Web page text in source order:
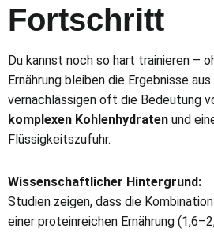
Fortschritt
Du kannst noch so hart trainieren –
Ernährung bleiben die Ergebnisse
vernachlässigen oft die Bedeutung
komplexen Kohlenhydraten und
Flüssigkeitszufuhr.
Wissenschaftlicher Hintergrund:
Studien zeigen, dass die
einer proteinreichen Ernährung